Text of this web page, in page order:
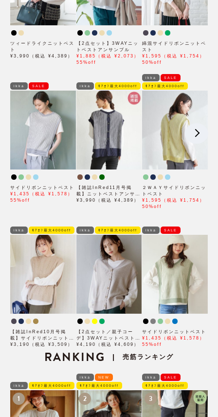
ツィードライクニットベス
ト
¥3,990（税込 ¥4,389）
【2点セット】3WAYニッ
トベストアンサンブル
¥1,885（税込 ¥2,073）
55%off
綿混サイドリボンニットベ
スト
¥1,595（税込 ¥1,754）
50%off
ikka SALE
サイドリボンニットベスト
¥1,435（税込 ¥1,578）
55%off
ikka ﾓｱｵﾌ最大4000off
【雑誌InRed11月号掲
載】ニットベストアンサン
ブル【親子コーデ】
¥3,990（税込 ¥4,389）
ikka SALE
ﾓｱｵﾌ最大4000off
２ＷＡＹサイドリボンニッ
トベスト
¥1,595（税込 ¥1,754）
50%off
ikka ﾓｱｵﾌ最大4000off
【雑誌InRed10月号掲
載】サイドリボンニットベ
スト
¥3,190（税込 ¥3,509）
ikka ﾓｱｵﾌ最大4000off
【2点セット／親子コー
デ】3WAYニットベストア
ンサンブル
¥4,190（税込 ¥4,609）
ikka SALE
サイドリボンニットベスト
¥1,435（税込 ¥1,578）
55%off
RANKING | 売筋ランキング
ikka ﾓｱｵﾌ最大4000off
1
ikka NEW
ﾓｱｵﾌ最大4000off
2
ikka SALE
ﾓｱｵﾌ最大4000off
3